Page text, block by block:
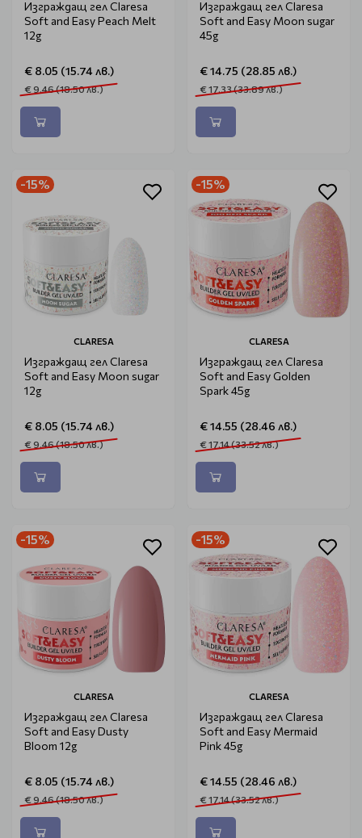
Изграждащ гел Claresa
Soft and Easy Peach Melt
12g
€ 8.05 (15.74 лв.)
€ 9.46 (18.50 лв.)
Изграждащ гел Claresa
Soft and Easy Moon sugar
45g
€ 14.75 (28.85 лв.)
€ 17.33 (33.89 лв.)
-15%
CLARESA
Изграждащ гел Claresa
Soft and Easy Moon sugar
12g
€ 8.05 (15.74 лв.)
€ 9.46 (18.50 лв.)
-15%
CLARESA
Изграждащ гел Claresa
Soft and Easy Golden
Spark 45g
€ 14.55 (28.46 лв.)
€ 17.14 (33.52 лв.)
-15%
CLARESA
Изграждащ гел Claresa
Soft and Easy Dusty
Bloom 12g
€ 8.05 (15.74 лв.)
€ 9.46 (18.50 лв.)
-15%
CLARESA
Изграждащ гел Claresa
Soft and Easy Mermaid
Pink 45g
€ 14.55 (28.46 лв.)
€ 17.14 (33.52 лв.)